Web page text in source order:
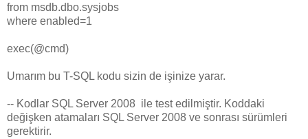
from msdb.dbo.sysjobs
where enabled=1
exec(@cmd)
Umarım bu T-SQL kodu sizin de işinize yarar.
-- Kodlar SQL Server 2008 ile test edilmiştir. Koddaki
değişken atamaları SQL Server 2008 ve sonrası sürümleri
gerektirir.